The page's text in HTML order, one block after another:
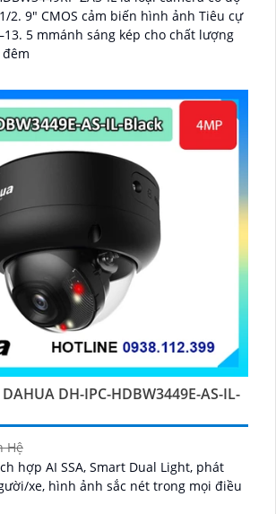
2. 9" CMOS cảm biến hình ảnh Tiêu cự
5 mmánh sáng kép cho chất lượng
DH-IPC-HDBW3449E-AS-IL-
Hệ
hợp AI SSA, Smart Dual Light, phát
xe, hình ảnh sắc nét trong mọi điều